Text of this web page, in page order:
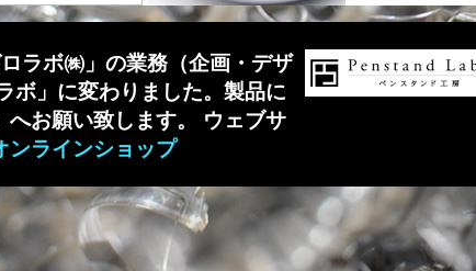
房
ラボ㈱」の業務（企画・デザ
ボ」に変わりました。製品に
へお願い致します。 ウェブサ
ンラインショップ